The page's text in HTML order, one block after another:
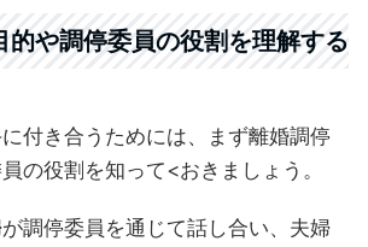
的や調停委員の役割を理解する
付き合うためには、まず離婚調停
の役割を知って<おきましょう。
調停委員を通じて話し合い、夫婦